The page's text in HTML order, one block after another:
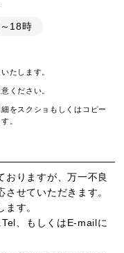
18時
たします。
ください。
をスクショもしくはコピー
。
おりますが、万一不良
せていただきます。
す。
、もしくはE-mailに